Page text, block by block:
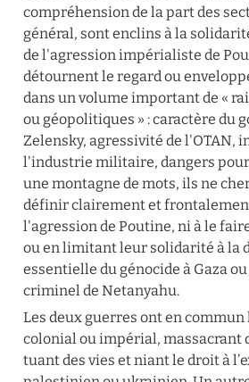
compréhension de la part des
général, sont enclins à la
de l'agression impérialiste de
détournent le regard ou
dans un volume important de «
ou géopolitiques » : caractère du
Zelensky, agressivité de l'OTAN,
l'industrie militaire, dangers pour
une montagne de mots, ils ne
définir clairement et
l'agression de Poutine, ni à le
ou en limitant leur solidarité à la
essentielle du génocide à Gaza
criminel de Netanyahu.
Les deux guerres ont en commun
colonial ou impérial, massacrant
tuant des vies et niant le droit à